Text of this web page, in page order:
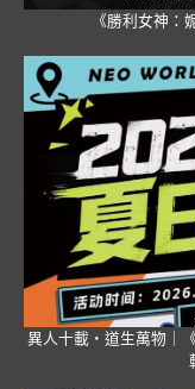
《勝利女神
異人十載・道生萬物｜